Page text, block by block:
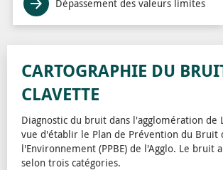
Dépassement des valeurs limites
CARTOGRAPHIE DU
CLAVETTE
Diagnostic du bruit dans l'agglomération de
vue d'établir le Plan de Prévention du Bruit
l'Environnement (PPBE) de l'Agglo. Le bruit
selon trois catégories.